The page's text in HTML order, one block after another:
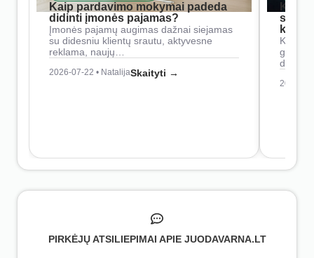
Kaip pardavimo mokymai padeda
didinti įmonės pajamas?
Įmonės pajamų augimas dažnai siejamas
su didesniu klientų srautu, aktyvesne
reklama, naujų…
2026-07-22 • NatalijaSkaityti →
Kaip
2026-
PIRKĖJŲ ATSILIEPIMAI APIE JUODAVARNA.LT